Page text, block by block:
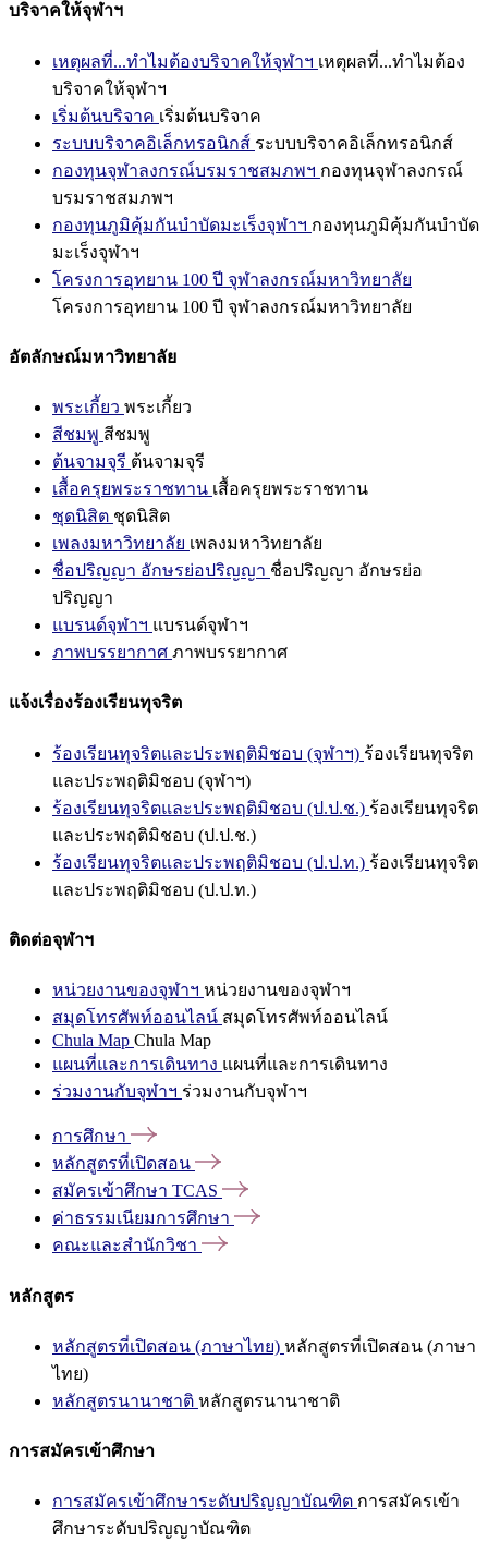
บริจาคให้จุฬาฯ
เหตุผลที่...ทำไมต้องบริจาคให้จุฬาฯ เหตุผลที่...ทำไมต้อง
บริจาคให้จุฬาฯ
เริ่มต้นบริจาค เริ่มต้นบริจาค
ระบบบริจาคอิเล็กทรอนิกส์ ระบบบริจาคอิเล็กทรอนิกส์
กองทุนจุฬาลงกรณ์บรมราชสมภพฯ กองทุนจุฬาลงกรณ์
บรมราชสมภพฯ
กองทุนภูมิคุ้มกันบำบัดมะเร็งจุฬาฯ กองทุนภูมิคุ้มกันบำบัด
มะเร็งจุฬาฯ
โครงการอุทยาน 100 ปี จุฬาลงกรณ์มหาวิทยาลัย
โครงการอุทยาน 100 ปี จุฬาลงกรณ์มหาวิทยาลัย
อัตลักษณ์มหาวิทยาลัย
พระเกี้ยว พระเกี้ยว
สีชมพู สีชมพู
ต้นจามจุรี ต้นจามจุรี
เสื้อครุยพระราชทาน เสื้อครุยพระราชทาน
ชุดนิสิต ชุดนิสิต
เพลงมหาวิทยาลัย เพลงมหาวิทยาลัย
ชื่อปริญญา อักษรย่อปริญญา ชื่อปริญญา อักษรย่อ
ปริญญา
แบรนด์จุฬาฯ แบรนด์จุฬาฯ
ภาพบรรยากาศ ภาพบรรยากาศ
แจ้งเรื่องร้องเรียนทุจริต
ร้องเรียนทุจริตและประพฤติมิชอบ (จุฬาฯ) ร้องเรียนทุจริต
และประพฤติมิชอบ (จุฬาฯ)
ร้องเรียนทุจริตและประพฤติมิชอบ (ป.ป.ช.) ร้องเรียนทุจริต
และประพฤติมิชอบ (ป.ป.ช.)
ร้องเรียนทุจริตและประพฤติมิชอบ (ป.ป.ท.) ร้องเรียนทุจริต
และประพฤติมิชอบ (ป.ป.ท.)
ติดต่อจุฬาฯ
หน่วยงานของจุฬาฯ หน่วยงานของจุฬาฯ
สมุดโทรศัพท์ออนไลน์ สมุดโทรศัพท์ออนไลน์
Chula Map Chula Map
แผนที่และการเดินทาง แผนที่และการเดินทาง
ร่วมงานกับจุฬาฯ ร่วมงานกับจุฬาฯ
การศึกษา
หลักสูตรที่เปิดสอน
สมัครเข้าศึกษา TCAS
ค่าธรรมเนียมการศึกษา
คณะและสำนักวิชา
หลักสูตร
หลักสูตรที่เปิดสอน (ภาษาไทย) หลักสูตรที่เปิดสอน (ภาษา
ไทย)
หลักสูตรนานาชาติ หลักสูตรนานาชาติ
การสมัครเข้าศึกษา
การสมัครเข้าศึกษาระดับปริญญาบัณฑิต การสมัครเข้า
ศึกษาระดับปริญญาบัณฑิต